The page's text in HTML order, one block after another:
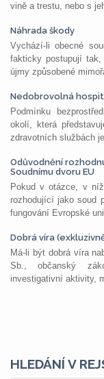
vině a trestu, nebo s
Náhrada škody
Vychází-li obecné
fakticky postupují
újmy způsobené
Nedobrovolná
Podmínku
okolí, která
zdravotních službách
Odůvodnění
Soudnímu dvoru EU
Pokud v otázce, v
rozhodující jako soud
fungování Evropské
Dobrá víra
Má-li být dobrá víra
Sb., občanský
investigativní aktivity,
HLEDÁNÍ V